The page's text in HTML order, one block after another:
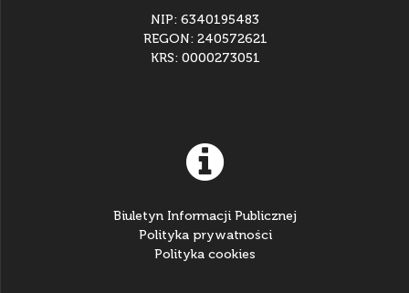
NIP: 6340195483
REGON: 240572621
KRS: 0000273051
Biuletyn Informacji Publicznej
Polityka prywatności
Polityka cookies